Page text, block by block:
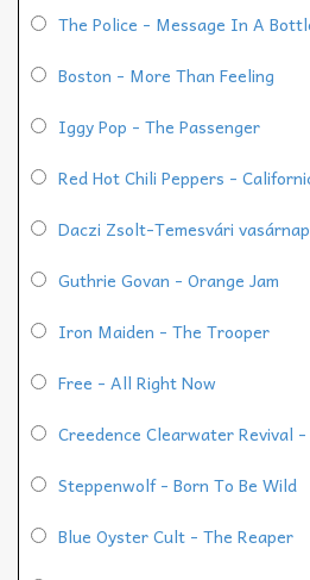
The Police - Message In A
Boston - More Than Feeling
Iggy Pop - The Passenger
Red Hot Chili Peppers -
Daczi Zsolt-Temesvári vasárnap
Guthrie Govan - Orange Jam
Iron Maiden - The Trooper
Free - All Right Now
Creedence Clearwater Revival
Steppenwolf - Born To Be Wild
Blue Oyster Cult - The Reaper